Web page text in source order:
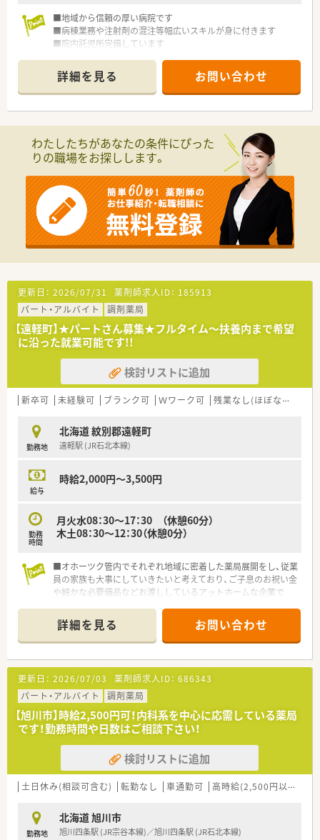
■地域から信頼の厚い病院です
■病棟業務や注射剤の混注等幅広いスキルが身に付きます
■院内託児所完備しています
詳細を見る お問い合わせ
わたしたちがあなたの条件にぴった
りの職場をお探しします。
更新日： 2026/07/31 薬剤師求人ID： 185913
パート・アルバイト
調剤薬局
【遠軽町】★パートさん募集★フルタイム～扶養内まで希望
に沿った就業可能です!!
検討リストに追加
新卒可 未経験可 ブランク可 Ｗワーク可 残業なし(ほぼなし含む)
勤務地
北海道 紋別郡遠軽町
遠軽駅 (JR石北本線)
給与
時給2,000円～3,500円
勤務
時間
月火水08：30～17：30 （休憩60分）
木土08：30～12：30（休憩0分）
■オホーツク管内でそれぞれ地域に密着した薬局展開をし、従業
員の家族も大事にしていきたいと考えており、ご子息のお祝い金
や細かな必要備品などお渡ししているアットホームな企業で
■冠婚葬祭に関する休みも十分とれており、今後の事業展開によ
っては異動希望の受け入れも行います。
■e-ラーニングは会社で負担し、福利厚生として外部委託行い従
業員に利用していただいています
詳細を見る お問い合わせ
更新日： 2026/07/03 薬剤師求人ID： 686343
パート・アルバイト
調剤薬局
【旭川市】時給2,500円可！内科系を中心に応需している薬局
です！勤務時間や日数はご相談下さい！
検討リストに追加
土日休み(相談可含む) 転勤なし 車通勤可 高時給(2,500円以上)
勤務地
北海道 旭川市
旭川四条駅 (JR宗谷本線)／旭川四条駅 (JR石北本線)